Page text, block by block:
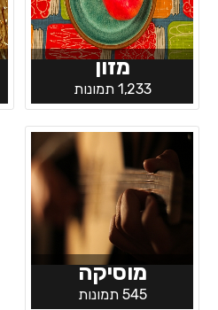
מזון
1,233 תמונות
מוסיקה
545 תמונות